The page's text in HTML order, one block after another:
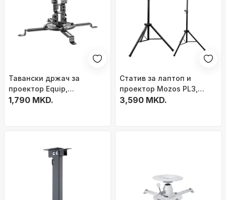
Тавански држач за
проектор Equip,
универзален, до 13.5 kg,
1,790 MKD.
Статив за лаптоп и
проектор Mozos PL3,
прилагодување на
3,590 MKD.